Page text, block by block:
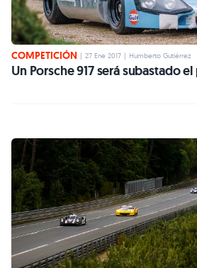
COMPETICIÓN | 27 Ene 2017 | Humberto Gutiérrez
Un Porsche 917 será subastado